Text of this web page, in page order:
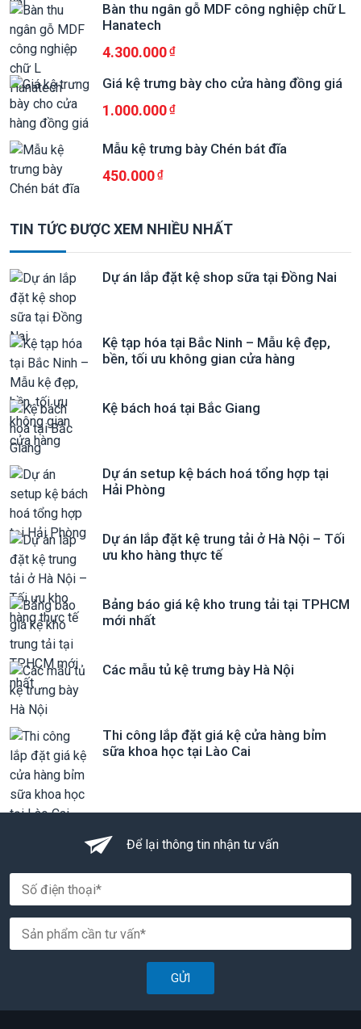
Bàn thu ngân gỗ MDF công nghiệp chữ L
Hanatech
4.300.000
Giá kệ trưng bày cho cửa hàng đồng giá
1.000.000
Mẫu kệ trưng bày Chén bát đĩa
450.000
TIN TỨC ĐƯỢC XEM NHIỀU NHẤT
Dự án lắp đặt kệ shop sữa tại Đồng Nai
Kệ tạp hóa tại Bắc Ninh – Mẫu kệ đẹp,
bền, tối ưu không gian cửa hàng
Kệ bách hoá tại Bắc Giang
Dự án setup kệ bách hoá tổng hợp tại
Hải Phòng
Dự án lắp đặt kệ trung tải ở Hà Nội – Tối
ưu kho hàng thực tế
Bảng báo giá kệ kho trung tải tại TPHCM
mới nhất
Các mẫu tủ kệ trưng bày Hà Nội
Thi công lắp đặt giá kệ cửa hàng bỉm
sữa khoa học tại Lào Cai
Để lại thông tin nhận tư vấn
GỬI